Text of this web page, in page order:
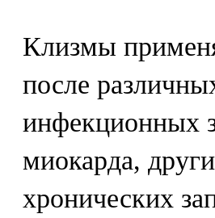
Клизмы
после
инфекционных
миокарда,
хронических